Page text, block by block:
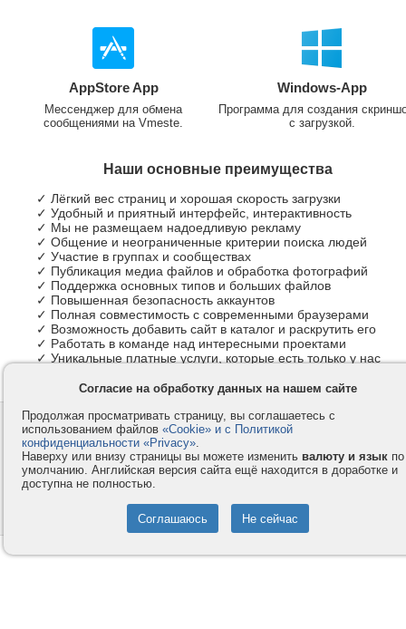
AppStore App
Мессенджер для обмена
сообщениями на Vmeste.
Windows-App
Программа для создания
с загрузкой.
Наши основные преимущества
✓ Лёгкий вес страниц и хорошая скорость загрузки
✓ Удобный и приятный интерфейс, интерактивность
✓ Мы не размещаем надоедливую рекламу
✓ Общение и неограниченные критерии поиска людей
✓ Участие в группах и сообществах
✓ Публикация медиа файлов и обработка фотографий
✓ Поддержка основных типов и больших файлов
✓ Повышенная безопасность аккаунтов
✓ Полная совместимость с современными браузерами
✓ Возможность добавить сайт в каталог и раскрутить его
✓ Работать в команде над интересными проектами
✓ Уникальные платные услуги, которые есть только у нас
Контакты
Компания
Privacy и Cookie
Услуги
Как оплатить
Помощь
© 2008-2026
- Все права защищены.
Согласие на обработку данных на нашем сайте
Продолжая просматривать страницу, вы соглашаетесь с
использованием файлов «Cookie» и с Политикой
конфиденциальности «Privacy».
Наверху или внизу страницы вы можете изменить валюту и язык по
умолчанию. Английская версия сайта ещё находится в доработке и
доступна не полностью.